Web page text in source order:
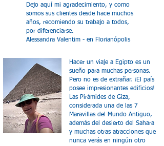
Dejo aquí mi agradecimiento, y como
somos sus clientes desde hace muchos
años, recomiendo su trabajo a todos,
por diferenciarse.
Alessandra Valentim - en Florianópolis
Hacer un viaje a Egipto es un
sueño para muchas personas.
Pero no es de extrañar. ¡El país
posee impresionantes edificios!
Las Pirámides de Giza,
considerada una de las 7
Maravillas del Mundo Antiguo,
además del desierto del Sahara
y muchas otras atracciones que
nunca verás en ningún otro